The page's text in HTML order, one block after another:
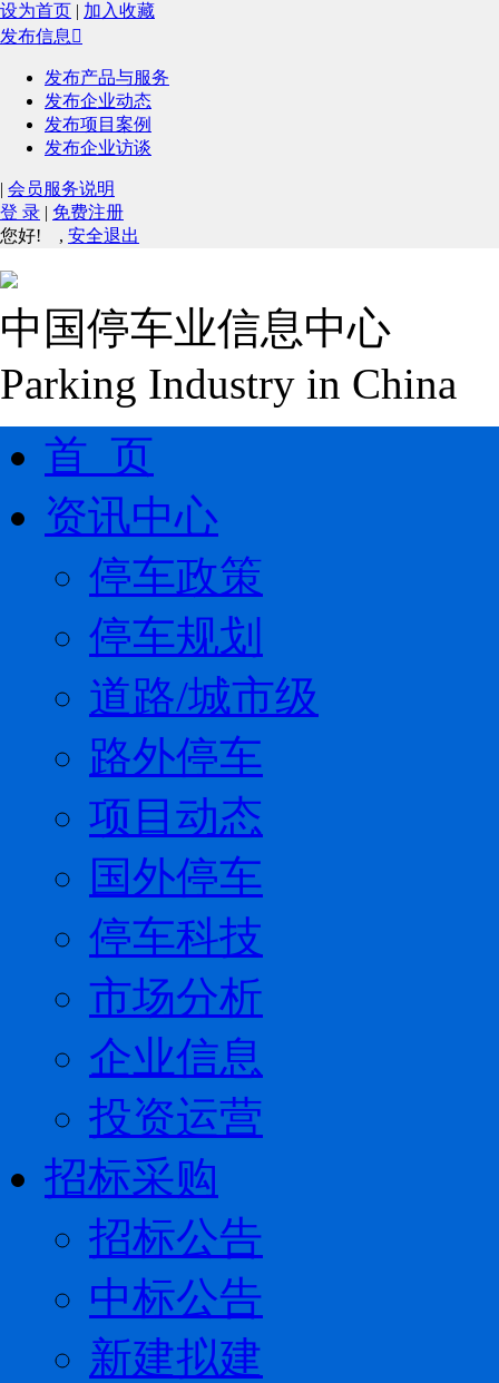
设为首页 | 加入收藏
发布信息 
发布产品与服务
发布企业动态
发布项目案例
发布企业访谈
| 会员服务说明
登 录 | 免费注册
您好!
, 安全退出
中国停车业信息中心
Parking Industry in China
首 页
资讯中心
停车政策
停车规划
道路/城市级
路外停车
项目动态
国外停车
停车科技
市场分析
企业信息
投资运营
招标采购
招标公告
中标公告
新建拟建